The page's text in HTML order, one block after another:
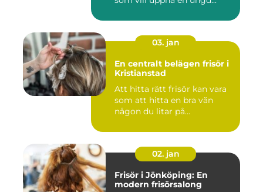
03. jan
En centralt belägen frisör i
Kristianstad
Att hitta rätt frisör kan vara
som att hitta en bra vän
någon du litar på...
02. jan
Frisör i Jönköping: En
modern frisörsalong